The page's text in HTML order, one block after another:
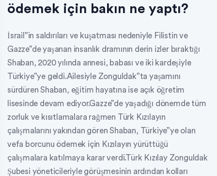
ödemek için bakın ne yaptı?
İsrail”in saldırıları ve kuşatması nedeniyle Filistin ve
Gazze”de yaşanan insanlık dramının derin izler bıraktığı
Shaban, 2020 yılında annesi, babası ve iki kardeşiyle
Türkiye”ye geldi.Ailesiyle Zonguldak”ta yaşamını
sürdüren Shaban, eğitim hayatına ise açık öğretim
lisesinde devam ediyor.Gazze”de yaşadığı dönemde tüm
zorluk ve kısıtlamalara rağmen Türk Kızılayın
çalışmalarını yakından gören Shaban, Türkiye”ye olan
vefa borcunu ödemek için Kızılayın yürüttüğü
çalışmalara katılmaya karar verdi.Türk Kızılay Zonguldak
Şubesi yöneticileriyle görüşmesinin ardından kolları